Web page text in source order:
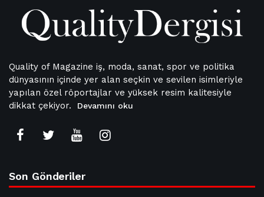
Quality of Magazine iş, moda, sanat, spor ve politika
dünyasının içinde yer alan seçkin ve sevilen isimleriyle
yapılan özel röportajlar ve yüksek resim kalitesiyle
dikkat çekiyor.
Devamını oku
Son Gönderiler